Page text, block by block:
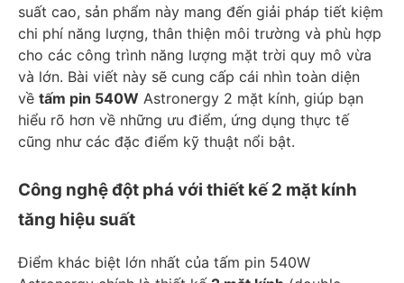
suất cao, sản phẩm này mang đến giải pháp tiết kiệm
chi phí năng lượng, thân thiện môi trường và phù hợp
cho các công trình năng lượng mặt trời quy mô vừa
và lớn. Bài viết này sẽ cung cấp cái nhìn toàn diện
về tấm pin 540W Astronergy 2 mặt kính, giúp bạn
hiểu rõ hơn về những ưu điểm, ứng dụng thực tế
cũng như các đặc điểm kỹ thuật nổi bật.
Công nghệ đột phá với thiết kế 2 mặt kính
tăng hiệu suất
Điểm khác biệt lớn nhất của tấm pin 540W